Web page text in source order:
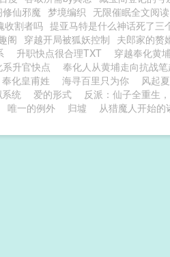
仙邪魔 梦境编织 无限催眠全文阅读
收割者吗 提亚马特是什么神话死了三
阁 穿越开局被狐妖控制 夫郎家的赘
升职快点很合理TXT 穿越奉化黄
升官快点 奉化人从黄埔走向抗战笔
奉化皇甫姓 海寻百里只为你 风起
统 爱的形式 反派：仙子全重生
唯一的例外 归墟 从猎魔人开始的